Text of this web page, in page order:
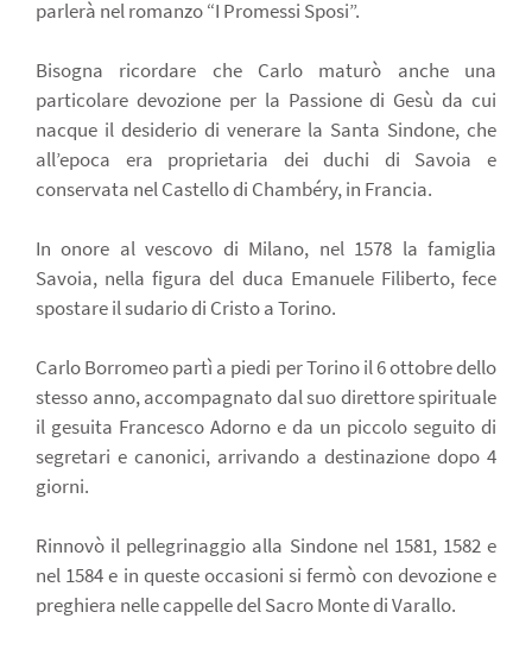
parlerà nel romanzo “I Promessi Sposi”.
Bisogna ricordare che Carlo maturò anche una
particolare devozione per la Passione di Gesù da cui
nacque il desiderio di venerare la Santa Sindone, che
all’epoca era proprietaria dei duchi di Savoia e
conservata nel Castello di Chambéry, in Francia.
In onore al vescovo di Milano, nel 1578 la famiglia
Savoia, nella figura del duca Emanuele Filiberto, fece
spostare il sudario di Cristo a Torino.
Carlo Borromeo partì a piedi per Torino il 6 ottobre dello
stesso anno, accompagnato dal suo direttore spirituale
il gesuita Francesco Adorno e da un piccolo seguito di
segretari e canonici, arrivando a destinazione dopo 4
giorni.
Rinnovò il pellegrinaggio alla Sindone nel 1581, 1582 e
nel 1584 e in queste occasioni si fermò con devozione e
preghiera nelle cappelle del Sacro Monte di Varallo.